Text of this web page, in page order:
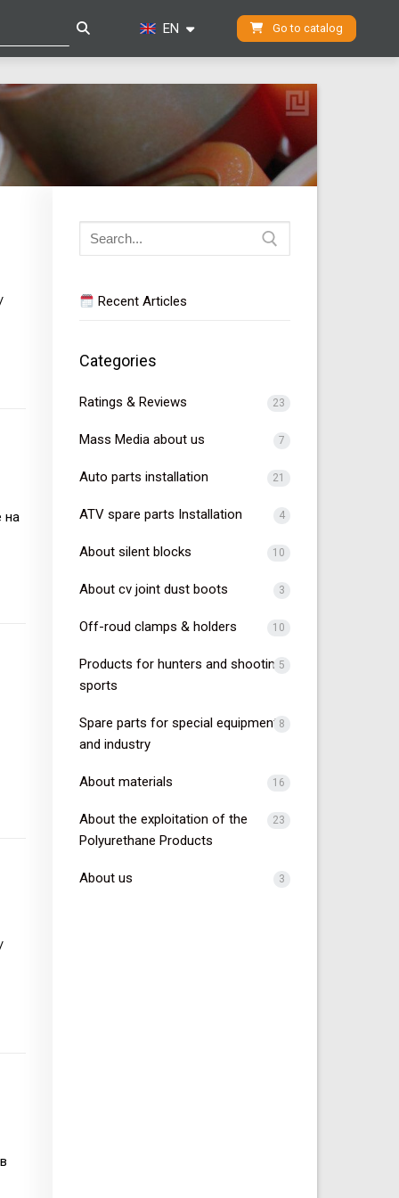
EN Go to catalog
на
Search
for:
Recent Articles
Categories
Ratings & Reviews 23
Mass Media about us 7
Auto parts installation 21
ATV spare parts Installation 4
About silent blocks 10
About cv joint dust boots 3
Off-roud clamps & holders 10
Products for hunters and shooting
sports
5
Spare parts for special equipment
and industry
8
About materials 16
About the exploitation of the
Polyurethane Products
23
About us 3